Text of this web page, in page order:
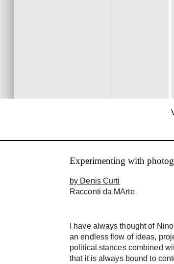
Experimenting with
by Denis Curti
Racconti da MArte
I have always thought of
an endless flow of ideas,
political stances combined
that it is always bound to